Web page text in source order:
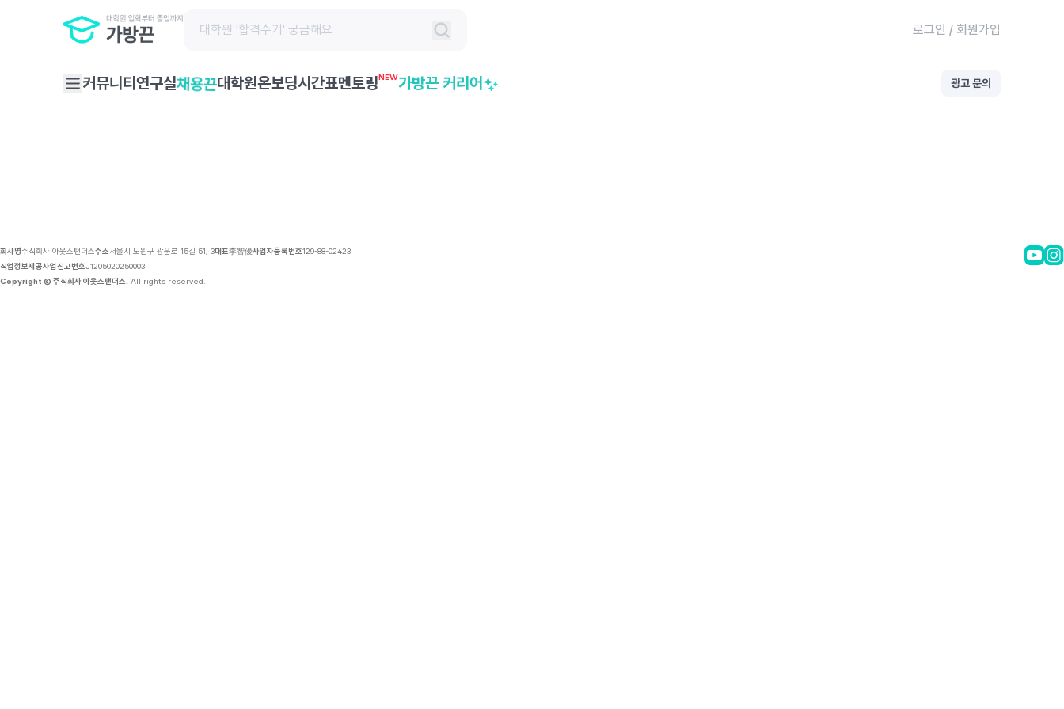
로그인 / 회원가입
커뮤니티 연구실채용끈대학원온보딩시간표멘토링NEW가방끈 커리어 광고 문의
회사명주식회사 아웃스탠더스주소서울시 노원구 광운로 15길 51, 3대표李智優사업자등록번호129-88-02423
직업정보제공사업신고번호J1205020250003
Copyright © 주식회사 아웃스탠더스. All rights reserved.